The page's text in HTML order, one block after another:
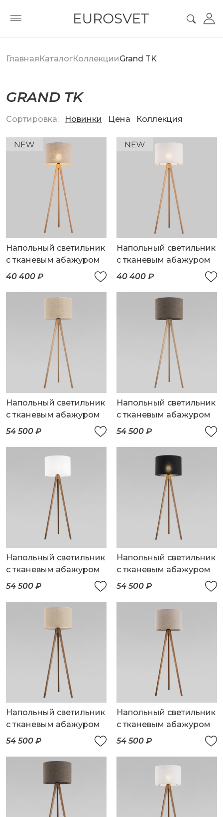
ГлавнаяКаталогКоллекцииGrand TK
GRAND TK
Сортировка: Новинки Цена Коллекция
Напольный светильник
с тканевым абажуром
40 400 ₽
Напольный светильник
с тканевым абажуром
40 400 ₽
Напольный светильник
с тканевым абажуром
54 500 ₽
Напольный светильник
с тканевым абажуром
54 500 ₽
Напольный светильник
с тканевым абажуром
54 500 ₽
Напольный светильник
с тканевым абажуром
54 500 ₽
Напольный светильник
с тканевым абажуром
54 500 ₽
Напольный светильник
с тканевым абажуром
54 500 ₽